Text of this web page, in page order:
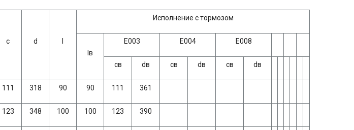
с d
Исполнение с тормозом
lв
Е003 Е004 Е008
св dв св dв св dв
111 318 90 90 111 361
123 348 100 100 123 390